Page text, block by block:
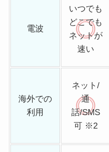
電波
いつでも
どこでも
ネットが
速い
海外での
利用
ネット/
通
話/SMS
可 ※2